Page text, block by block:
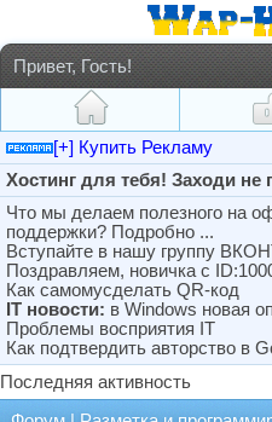
Привет, Гость!
[+] Купить Рекламу
Хостинг для тебя! Заходи
Что мы делаем полезного на
поддержки? Подробно ...
Вступайте в нашу группу
Поздравляем, новичка с
Как самомусделать QR-код
IT новости: в Windows новая
Проблемы восприятия IT
Как подтвердить авторство в
Последняя активность